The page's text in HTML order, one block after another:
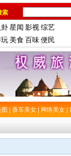
索
卦星闻 影视综艺
美食 百味便民
香车美女 网络美女